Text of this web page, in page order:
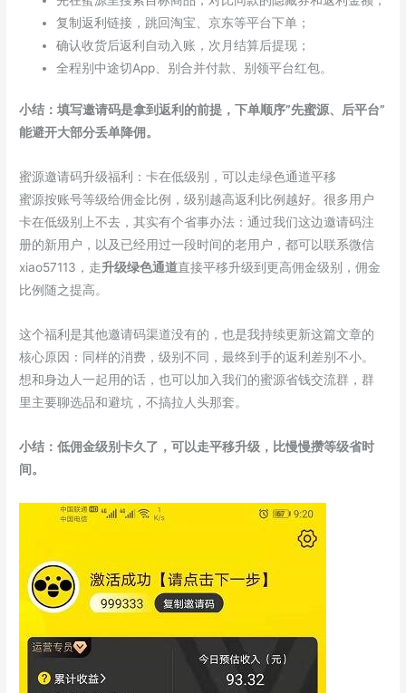
复制返利链接，跳回淘宝、京东等平台下单；
确认收货后返利自动入账，次月结算后提现；
全程别中途切App、别合并付款、别领平台红包。
小结：填写邀请码是拿到返利的前提，下单顺序”先蜜源、后平台”
能避开大部分丢单降佣。
蜜源邀请码升级福利：卡在低级别，可以走绿色通道平移
蜜源按账号等级给佣金比例，级别越高返利比例越好。很多用户
卡在低级别上不去，其实有个省事办法：通过我们这边邀请码注
册的新用户，以及已经用过一段时间的老用户，都可以联系微信
xiao57113，走升级绿色通道直接平移升级到更高佣金级别，佣金
比例随之提高。
这个福利是其他邀请码渠道没有的，也是我持续更新这篇文章的
核心原因：同样的消费，级别不同，最终到手的返利差别不小。
想和身边人一起用的话，也可以加入我们的蜜源省钱交流群，群
里主要聊选品和避坑，不搞拉人头那套。
小结：低佣金级别卡久了，可以走平移升级，比慢慢攒等级省时
间。